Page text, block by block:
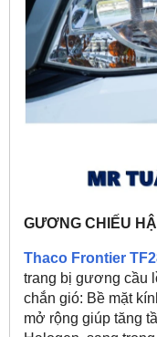
GƯƠNG CHIẾU
Thaco Frontier
trang bị gương cầu
chắn gió: Bề mặt
mở rộng giúp tăng